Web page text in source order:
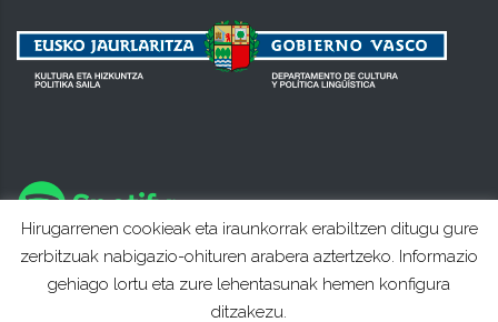
Hirugarrenen cookieak eta iraunkorrak erabiltzen ditugu gure
zerbitzuak nabigazio-ohituren arabera aztertzeko. Informazio
gehiago lortu eta zure lehentasunak hemen konfigura
ditzakezu.